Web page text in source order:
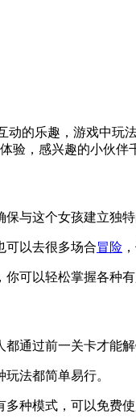
动的乐趣，游戏中
验，感兴趣的小伙伴
与这个女孩建立独特
可以去很多场合冒险
可以轻松掌握各种
通过前一关卡才能解
法都简单易行。
种模式，可以免费使